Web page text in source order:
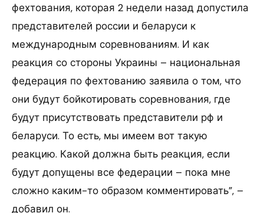
фехтования, которая 2 недели назад допустила
представителей россии и беларуси к
международным соревнованиям. И как
реакция со стороны Украины – национальная
федерация по фехтованию заявила о том, что
они будут бойкотировать соревнования, где
будут присутствовать представители рф и
беларуси. То есть, мы имеем вот такую
реакцию. Какой должна быть реакция, если
будут допущены все федерации – пока мне
сложно каким-то образом комментировать”, –
добавил он.